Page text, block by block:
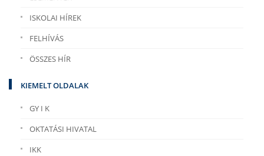
ISKOLAI HÍREK
FELHÍVÁS
ÖSSZES HÍR
KIEMELT OLDALAK
GY I K
OKTATÁSI HIVATAL
IKK